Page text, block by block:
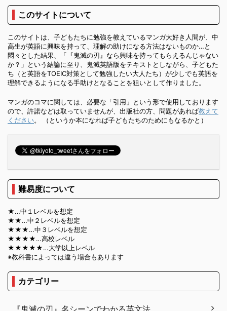
このサイトについて
このサイトは、子どもたちに勉強を教えているマンガ大好き人間が、中
高生が英語に興味を持って、理解の助けになる方法はないものか…と
悶々とした結果、「『鬼滅の刃』なら興味を持ってもらえるんじゃない
か？」という結論に至り、鬼滅英語版をテキストとしながら、子どもた
ち（と英語をTOEIC対策として勉強したい大人たち）が少しでも英語を
理解できるようになる手助けとなることを狙いとして作りました。
マンガのコマに関しては、必要な「引用」という形で使用しております
ので、許諾などは取っていませんが、出版社の方、問題があれば教えて
ください。 （というか本になれば子どもたちのためにもなるかと）
難易度について
★…中１レベルを想定
★★…中２レベルを想定
★★★…中３レベルを想定
★★★★…高校レベル
★★★★★…大学以上レベル
※教科書によっては違う場合もあります
カテゴリー
『鬼滅の刃』名シーンでわかる英文法